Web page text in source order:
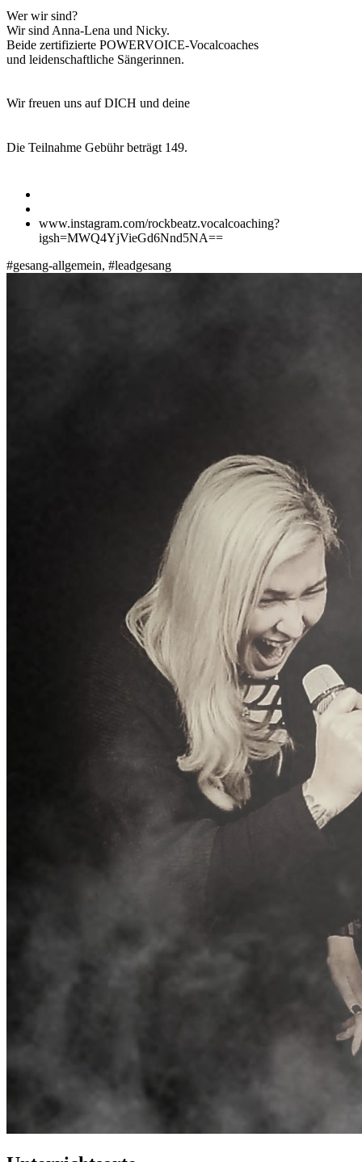
Wer wir sind?
Wir sind Anna-Lena und Nicky.
Beide zertifizierte POWERVOICE-Vocalcoaches
und leidenschaftliche Sängerinnen.
Wir freuen uns auf DICH und deine
Die Teilnahme Gebühr beträgt 149.
www.instagram.com/rockbeatz.vocalcoaching?
igsh=MWQ4YjVieGd6Nnd5NA==
#gesang-allgemein, #leadgesang